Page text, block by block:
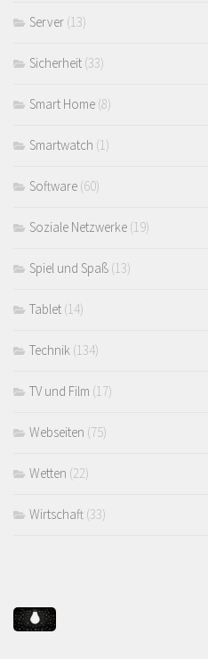
Server (13)
Sicherheit (33)
Smart Home (8)
Smartwatch (1)
Software (60)
Soziale Netzwerke (19)
Spiel und Spaß (13)
Tablet (14)
Technik (134)
TV und Film (17)
Webseiten (75)
Wetten (22)
Wirtschaft (33)